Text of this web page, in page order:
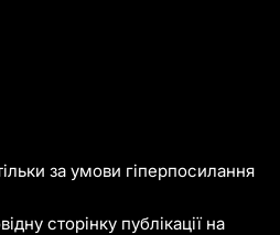
за умови гіперпосилання
сторінку публікації на